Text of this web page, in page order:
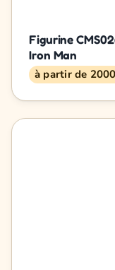
Figurine
Iron Man
à partir de